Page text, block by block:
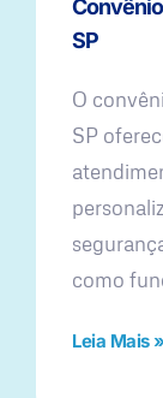
SP
O
SP
como
Leia Mais »